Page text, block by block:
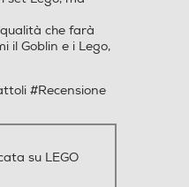
che farà
il Goblin e i Lego,
#Recensione
su LEGO